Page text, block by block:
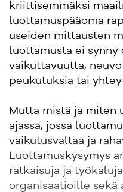
kriittisemmäksi
luottamuspääoma
useiden mittausten
luottamusta ei synny
vaikuttavuutta,
peukutuksia tai
Mutta mistä ja miten
ajassa, jossa
vaikutusvaltaa ja
Luottamuskysymys
ratkaisuja ja
organisaatioille sekä